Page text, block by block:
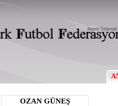
OZAN GÜNEŞ